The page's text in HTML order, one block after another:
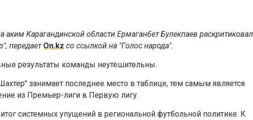
Карагандинской области Ермаганбет Булекпаев раскритиковал
передает On.kz со ссылкой на "Голос народа".
результаты команды неутешительны.
занимает последнее место в таблице, тем самым является
из Премьер-лиги в Первую лигу.
системных упущений в региональной футбольной политике. К